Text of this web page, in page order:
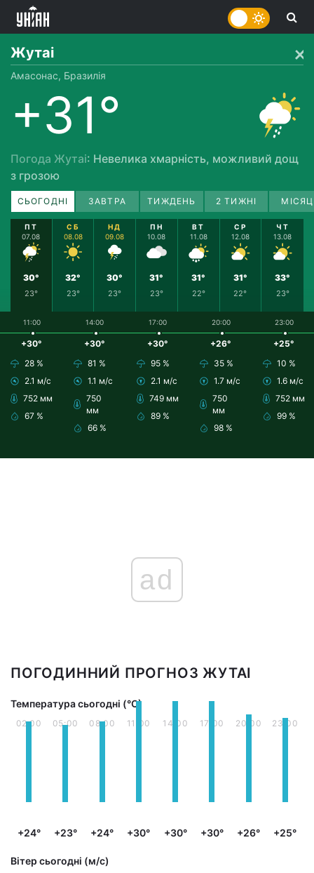
Жутаі
Амасонас, Бразилія
+31°
Погода Жутаі: Невелика хмарність, можливий дощ
з грозою
СЬОГОДНІ ЗАВТРА ТИЖДЕНЬ 2 ТИЖНІ
ПТ
07.08
30°
23°
СБ
08.08
32°
23°
НД
09.08
30°
23°
ПН
10.08
31°
23°
ВТ
11.08
31°
22°
СР
12.08
31°
22°
ЧТ
13.08
33°
23°
11:00
+30°
28 %
2.1 м/с
752 мм
67 %
14:00
+30°
81 %
1.1 м/с
750
мм
66 %
17:00
+30°
95 %
2.1 м/с
749 мм
89 %
20:00
+26°
35 %
1.7 м/с
750
мм
98 %
23:00
+25°
10 %
1.6 м/с
752 мм
99 %
ad
ПОГОДИННИЙ ПРОГНОЗ ЖУТАІ
Температура сьогодні (°С)
02:00
+24°
05:00
+23°
08:00
+24°
11:00
+30°
14:00
+30°
17:00
+30°
20:00
+26°
23:00
+25°
Вітер сьогодні (м/с)